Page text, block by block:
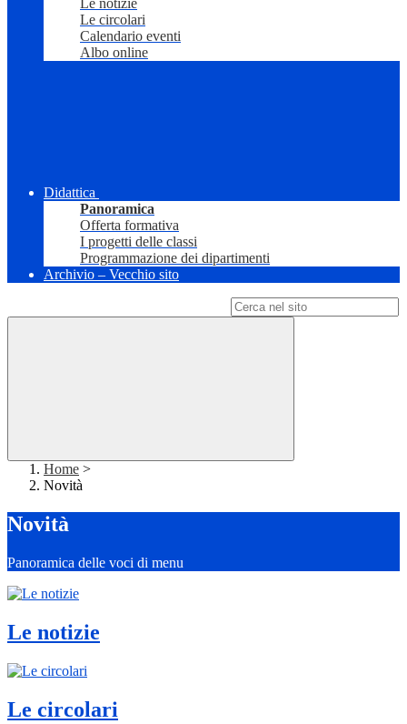
Le notizie
Le circolari
Calendario eventi
Albo online
Didattica
Panoramica
Offerta formativa
I progetti delle classi
Programmazione dei dipartimenti
Archivio – Vecchio sito
Home >
Novità
Novità
Panoramica delle voci di menu
Le notizie
Le circolari